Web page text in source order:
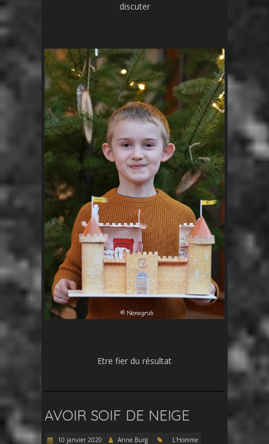
discuter
Etre fier du résultat
AVOIR SOIF DE NEIGE
10 janvier 2020 Anne Burg L'Homme